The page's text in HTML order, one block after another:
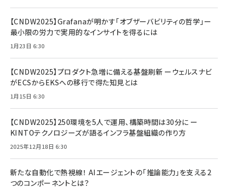
【CNDW2025】Grafanaが明かす「オブザーバビリティの哲学」ー
最小限の労力で実用的なインサイトを得るには
1月23日 6:30
【CNDW2025】プロダクト急増に備える基盤刷新 ーウェルスナビ
がECSからEKSへの移行で得た知見とは
1月15日 6:30
【CNDW2025】250環境を5人で運用、構築時間は30分に ー
KINTOテクノロジーズが語るインフラ基盤組織の作り方
2025年12月18日 6:30
新たな自動化で熱視線！ AIエージェントの「推論能力」を支える2
つのコンポーネントとは？